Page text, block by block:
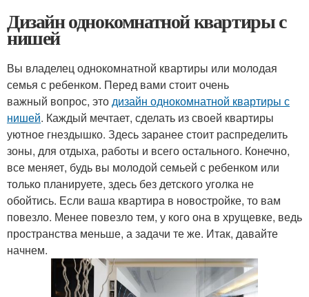
Дизайн однокомнатной квартиры с
нишей
Вы владелец однокомнатной квартиры или молодая
семья с ребенком. Перед вами стоит очень
важный вопрос, этодизайн однокомнатной квартиры с
нишей. Каждый мечтает, сделать из своей квартиры
уютное гнездышко. Здесь заранее стоит распределить
зоны, для отдыха, работы и всего остального. Конечно,
все меняет, будь вы молодой семьей с ребенком или
только планируете, здесь без детского уголка не
обойтись. Если ваша квартира в новостройке, то вам
повезло. Менее повезло тем, у кого она в хрущевке, ведь
пространства меньше, а задачи те же. Итак, давайте
начнем.